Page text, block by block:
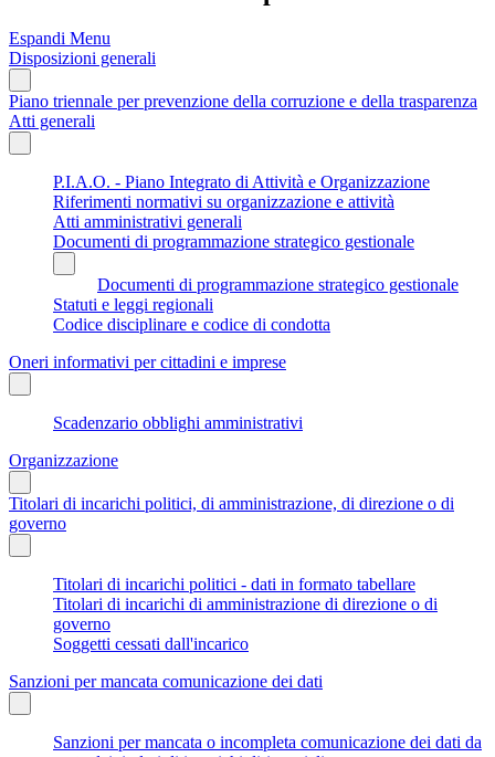
Espandi Menu
Disposizioni generali
Piano triennale per prevenzione della corruzione e della trasparenza
Atti generali
P.I.A.O. - Piano Integrato di Attività e Organizzazione
Riferimenti normativi su organizzazione e attività
Atti amministrativi generali
Documenti di programmazione strategico gestionale
Documenti di programmazione strategico gestionale
Statuti e leggi regionali
Codice disciplinare e codice di condotta
Oneri informativi per cittadini e imprese
Scadenzario obblighi amministrativi
Organizzazione
Titolari di incarichi politici, di amministrazione, di direzione o di
governo
Titolari di incarichi politici - dati in formato tabellare
Titolari di incarichi di amministrazione di direzione o di
governo
Soggetti cessati dall'incarico
Sanzioni per mancata comunicazione dei dati
Sanzioni per mancata o incompleta comunicazione dei dati da